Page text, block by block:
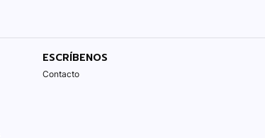
ESCRÍBENOS
Contacto